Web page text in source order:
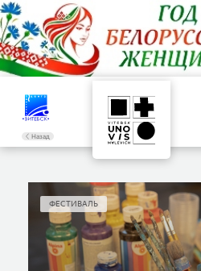
Назад
ФЕСТИВАЛЬ